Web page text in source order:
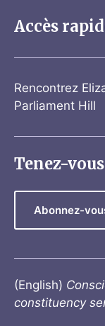
Accès
Rencontrez
Parliament Hill
Tenez-
Abonnez-
(English)
constituency